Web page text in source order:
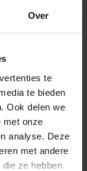
Over
te
te bieden
Ook delen we
met onze
analyse. Deze
met andere
ze hebben
stoffen
vleugje
zorgt dat je je de